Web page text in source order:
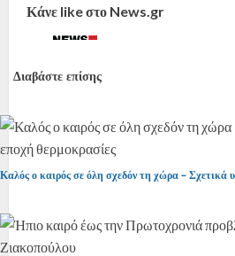
Κάνε like στο News.gr
Διαβάστε επίσης
Καλός ο καιρός σε όλη σχεδόν τη χώρα – Σχετικά